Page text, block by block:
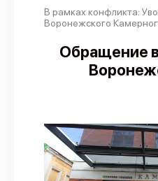
В рамках конфликта:
Воронежского
Обращение